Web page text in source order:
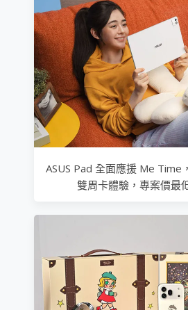
ASUS Pad 全面應援 Me Time
雙周卡體驗，專案價最